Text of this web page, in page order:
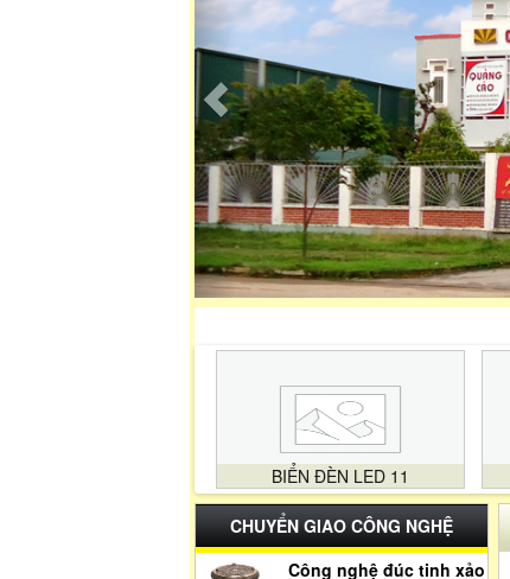
BIỂN ĐÈN LED 11
CHUYỂN GIAO CÔNG NGHỆ
Công nghệ đúc tinh xảo